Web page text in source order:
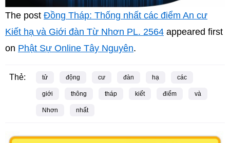
The post Đồng Tháp: Thống nhất các điểm An cư
Kiết hạ và Giới đàn Từ Nhơn PL. 2564 appeared first
on Phật Sự Online Tây Nguyên.
Thẻ: tử động cư đàn hạ các
giới thông tháp kiết điểm và
Nhơn nhất